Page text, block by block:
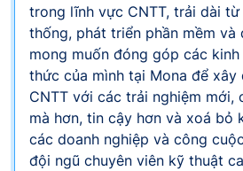
trong lĩnh vực CNTT, trải dài từ
thống, phát triển phần mềm và
mong muốn đóng góp các
thức của mình tại Mona để
CNTT với các trải nghiệm mới,
mà hơn, tin cậy hơn và xoá bỏ
các doanh nghiệp và công
đội ngũ chuyên viên kỹ thuật